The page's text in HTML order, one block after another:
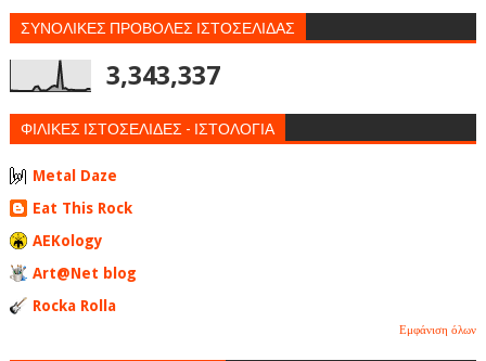
ΣΥΝΟΛΙΚΕΣ ΠΡΟΒΟΛΕΣ ΙΣΤΟΣΕΛΙΔΑΣ
3,343,337
ΦΙΛΙΚΕΣ ΙΣΤΟΣΕΛΙΔΕΣ - ΙΣΤΟΛΟΓΙΑ
Metal Daze
Eat This Rock
AEKology
Art@Net blog
Rocka Rolla
Εμφάνιση όλων